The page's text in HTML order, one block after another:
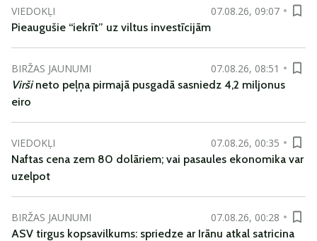
VIEDOKĻI
07.08.26, 09:07
Pieaugušie “iekrīt” uz viltus investīcijām
BIRŽAS JAUNUMI
07.08.26, 08:51
Viršineto peļņa pirmajā pusgadā sasniedz 4,2 miljonus
eiro
VIEDOKĻI
07.08.26, 00:35
Naftas cena zem 80 dolāriem; vai pasaules ekonomika var
uzelpot
BIRŽAS JAUNUMI
07.08.26, 00:28
ASV tirgus kopsavilkums: spriedze ar Irānu atkal satricina